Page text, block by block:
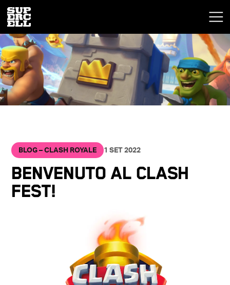
BLOG – CLASH ROYALE 1 SET 2022
BENVENUTO AL CLASH
FEST!